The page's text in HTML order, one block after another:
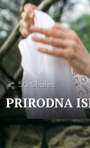
50 Shares
PRIRODNA